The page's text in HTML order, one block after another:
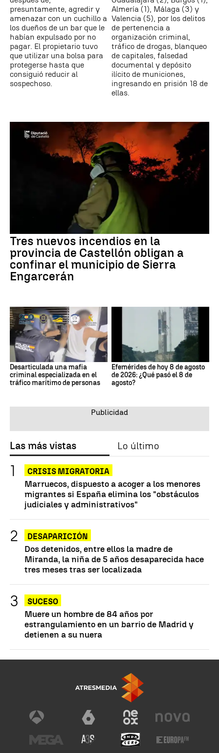
presuntamente, agredir y
amenazar con un cuchillo a
los dueños de un bar que le
habían expulsado por no
pagar. El propietario tuvo
que utilizar una bolsa para
protegerse hasta que
consiguió reducir al
sospechoso.
Almería (1), Málaga (3) y
Valencia (5), por los delitos
de pertenencia a
organización criminal,
tráfico de drogas, blanqueo
de capitales, falsedad
documental y depósito
ilícito de municiones,
ingresando en prisión 18 de
ellas.
Tres nuevos incendios en la
provincia de Castellón obligan a
confinar el municipio de Sierra
Engarcerán
Desarticulada una mafia
criminal especializada en el
tráfico marítimo de personas
Efemérides de hoy 8 de agosto
de 2026: ¿Qué pasó el 8 de
agosto?
Las más vistas Lo último
CRISIS MIGRATORIA
Marruecos, dispuesto a acoger a los menores
migrantes si España elimina los "obstáculos
judiciales y administrativos"
DESAPARICIÓN
Dos detenidos, entre ellos la madre de
Miranda, la niña de 5 años desaparecida hace
tres meses tras ser localizada
SUCESO
Muere un hombre de 84 años por
estrangulamiento en un barrio de Madrid y
detienen a su nuera